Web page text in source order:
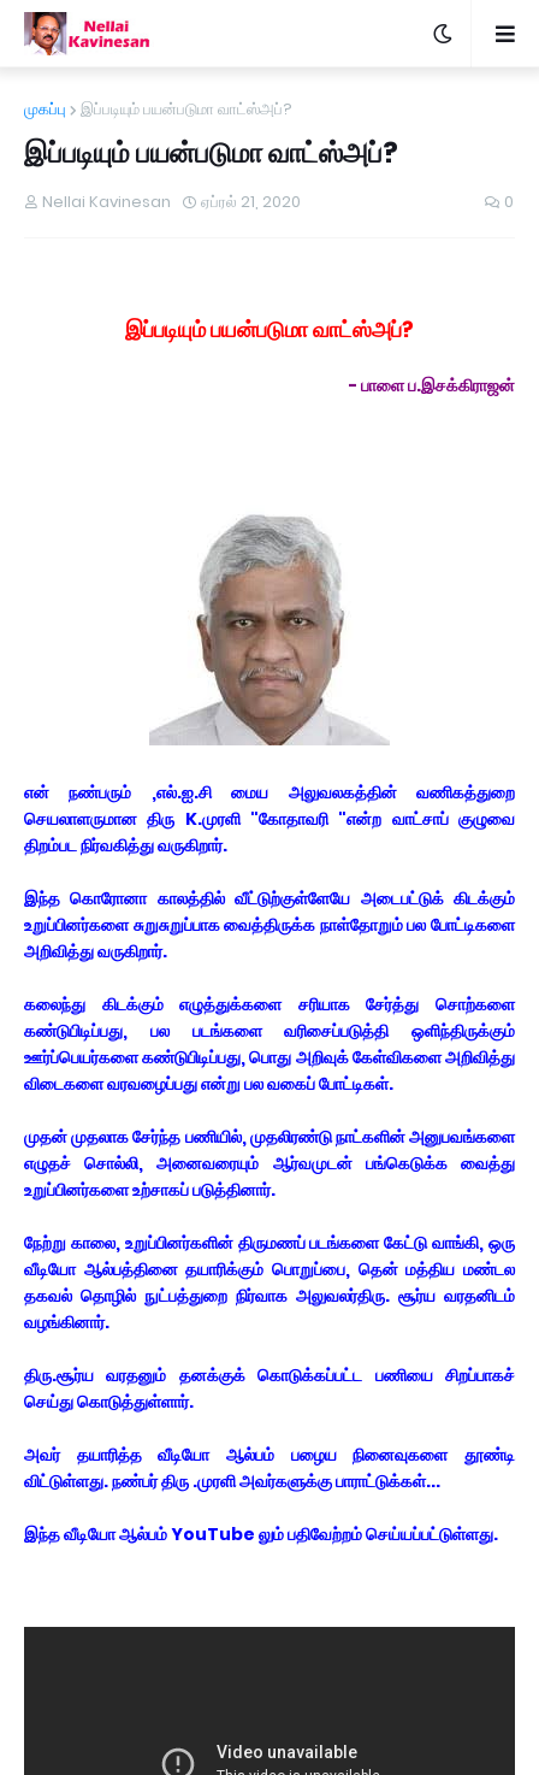
முகப்பு இப்படியும் பயன்படுமா வாட்ஸ்அப்?
இப்படியும் பயன்படுமா வாட்ஸ்அப்?
Nellai Kavinesan ஏப்ரல் 21, 2020 0
இப்படியும் பயன்படுமா வாட்ஸ்அப்?
- பாளை ப.இசக்கிராஜன்
என் நண்பரும் ,எல்.ஐ.சி மைய அலுவலகத்தின் வணிகத்துறை
செயலாளருமான திரு K.முரளி "கோதாவரி "என்ற வாட்சாப் குழுவை
திறம்பட நிர்வகித்து வருகிறார்.
இந்த கொரோனா காலத்தில் வீட்டுற்குள்ளேயே அடைபட்டுக் கிடக்கும்
உறுப்பினர்களை சுறுசுறுப்பாக வைத்திருக்க நாள்தோறும் பல போட்டிகளை
அறிவித்து வருகிறார்.
கலைந்து கிடக்கும் எழுத்துக்களை சரியாக சேர்த்து சொற்களை
கண்டுபிடிப்பது, பல படங்களை வரிசைப்படுத்தி ஒளிந்திருக்கும்
ஊர்ப்பெயர்களை கண்டுபிடிப்பது, பொது அறிவுக் கேள்விகளை அறிவித்து
விடைகளை வரவழைப்பது என்று பல வகைப் போட்டிகள்.
முதன் முதலாக சேர்ந்த பணியில், முதலிரண்டு நாட்களின் அனுபவங்களை
எழுதச் சொல்லி, அனைவரையும் ஆர்வமுடன் பங்கெடுக்க வைத்து
உறுப்பினர்களை உற்சாகப் படுத்தினார்.
நேற்று காலை, உறுப்பினர்களின் திருமணப் படங்களை கேட்டு வாங்கி, ஒரு
வீடியோ ஆல்பத்தினை தயாரிக்கும் பொறுப்பை, தென் மத்திய மண்டல
தகவல் தொழில் நுட்பத்துறை நிர்வாக அலுவலர்திரு. சூர்ய வரதனிடம்
வழங்கினார்.
திரு.சூர்ய வரதனும் தனக்குக் கொடுக்கப்பட்ட பணியை சிறப்பாகச்
செய்து கொடுத்துள்ளார்.
அவர் தயாரித்த வீடியோ ஆல்பம் பழைய நினைவுகளை தூண்டி
விட்டுள்ளது. நண்பர் திரு .முரளி அவர்களுக்கு பாராட்டுக்கள்...
இந்த வீடியோ ஆல்பம் YouTube லும் பதிவேற்றம் செய்யப்பட்டுள்ளது.